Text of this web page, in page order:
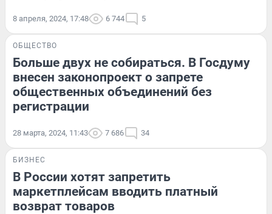
8 апреля, 2024, 17:48 6 744 5
ОБЩЕСТВО
Больше двух не собираться. В Госдуму
внесен законопроект о запрете
общественных объединений без
регистрации
28 марта, 2024, 11:43 7 686 34
БИЗНЕС
В России хотят запретить
маркетплейсам вводить платный
возврат товаров